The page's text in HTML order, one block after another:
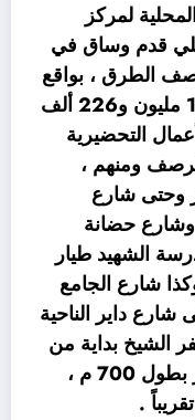
لمركز
قدم وساق في
الطرق ، بواقع
7 مناطق وبتكلفة إجمالية بلغت 15 مليون و226 ألف
التحضيرية
ومنهم ،
وحتى شارع
بطول 300 م ، وشارع حضانة
شارع مدرسة الشهيد طيار
بطول 500 م ، وكذا شارع الجامع
شارع داير الناحية
وشارع كفر الشيخ بداية من
بور سعيد إلى شارع الشيخ منصور بطول 700 م ،